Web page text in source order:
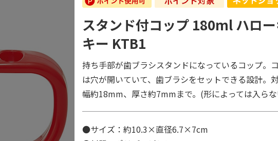
スタンド付コップ 180ml ハロ
キー KTB1
持ち手部が歯ブラシスタンドになっているコップ。
は穴が開いていて、歯ブラシをセットできる設計。
幅約18mm、厚さ約7mmまで。(形によっては入ら
●サイズ：約10.3×直径6.7×7cm